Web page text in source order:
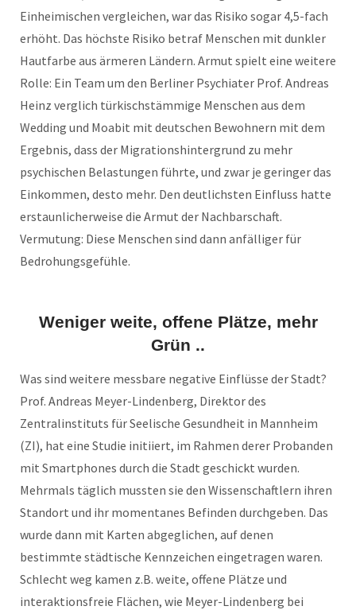
Einheimischen vergleichen, war das Risiko sogar 4,5-fach
erhöht. Das höchste Risiko betraf Menschen mit dunkler
Hautfarbe aus ärmeren Ländern. Armut spielt eine weitere
Rolle: Ein Team um den Berliner Psychiater Prof. Andreas
Heinz verglich türkischstämmige Menschen aus dem
Wedding und Moabit mit deutschen Bewohnern mit dem
Ergebnis, dass der Migrationshintergrund zu mehr
psychischen Belastungen führte, und zwar je geringer das
Einkommen, desto mehr. Den deutlichsten Einfluss hatte
erstaunlicherweise die Armut der Nachbarschaft.
Vermutung: Diese Menschen sind dann anfälliger für
Bedrohungsgefühle.
Weniger weite, offene Plätze, mehr
Grün ..
Was sind weitere messbare negative Einflüsse der Stadt?
Prof. Andreas Meyer-Lindenberg, Direktor des
Zentralinstituts für Seelische Gesundheit in Mannheim
(ZI), hat eine Studie initiiert, im Rahmen derer Probanden
mit Smartphones durch die Stadt geschickt wurden.
Mehrmals täglich mussten sie den Wissenschaftlern ihren
Standort und ihr momentanes Befinden durchgeben. Das
wurde dann mit Karten abgeglichen, auf denen
bestimmte städtische Kennzeichen eingetragen waren.
Schlecht weg kamen z.B. weite, offene Plätze und
interaktionsfreie Flächen, wie Meyer-Lindenberg bei